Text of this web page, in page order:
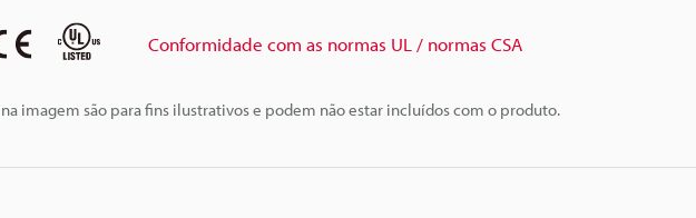
imagem são para fins ilustrativos e podem não estar incluídos com o produto.
Conformidade com as normas UL / normas CSA